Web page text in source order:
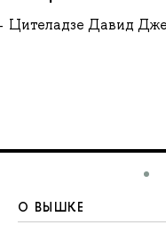
Цителадзе Давид
О ВЫШКЕ